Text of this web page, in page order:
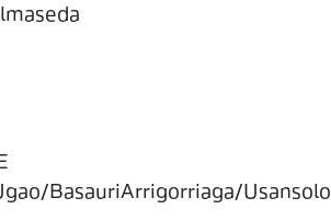
BasauriArrigorriaga/Usansolo